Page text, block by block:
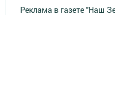
Реклама в газете "Наш